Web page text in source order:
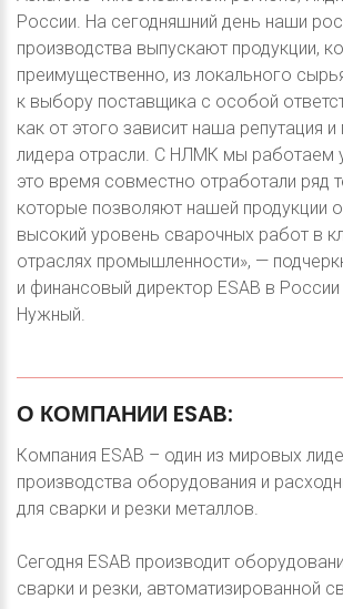
России. На сегодняшний день наши
производства выпускают продукции,
преимущественно, из локального
к выбору поставщика с особой
как от этого зависит наша репутация и
лидера отрасли. С НЛМК мы работаем
это время совместно отработали ряд
которые позволяют нашей продукции
высокий уровень сварочных работ в
отраслях промышленности», —
и финансовый директор ESAB в
Нужный.
О КОМПАНИИ ESAB:
Компания ESAB – один из мировых
производства оборудования и
для сварки и резки металлов.
Сегодня ESAB производит
сварки и резки, автоматизированной